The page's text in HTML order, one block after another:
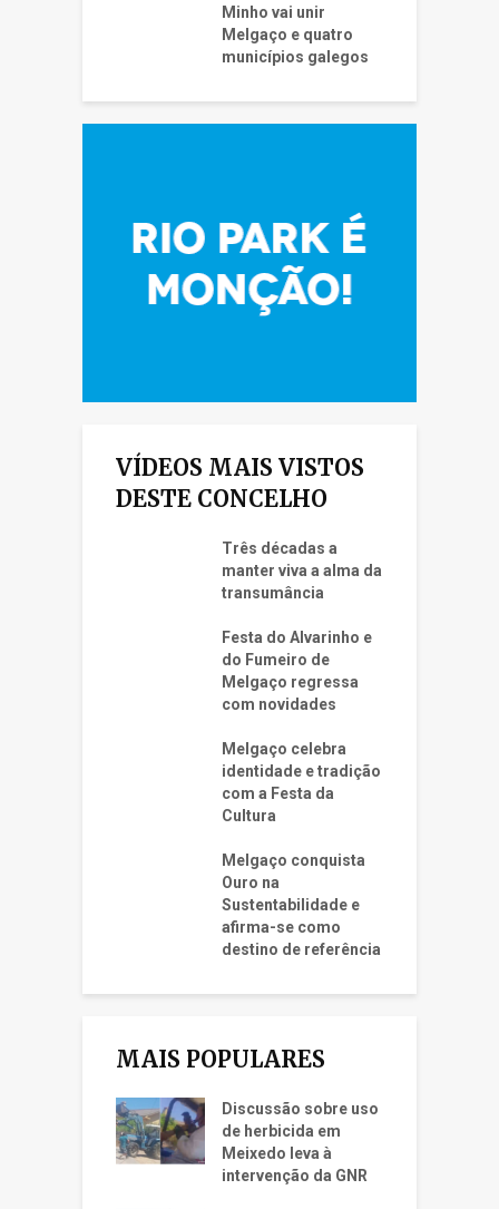
Minho vai unir
Melgaço e quatro
municípios galegos
VÍDEOS MAIS VISTOS
DESTE CONCELHO
Três décadas a
manter viva a alma da
transumância
Festa do Alvarinho e
do Fumeiro de
Melgaço regressa
com novidades
Melgaço celebra
identidade e tradição
com a Festa da
Cultura
Melgaço conquista
Ouro na
Sustentabilidade e
afirma-se como
destino de referência
MAIS POPULARES
Discussão sobre uso
de herbicida em
Meixedo leva à
intervenção da GNR